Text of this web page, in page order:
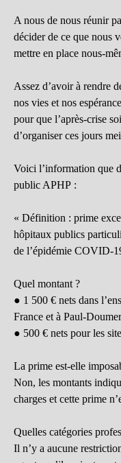
A nous de nous réunir
décider de ce que nous
mettre en place nous-
Assez d’avoir à rendre
nos vies et nos
pour que l’après-crise
d’organiser ces jours
Voici l’information que
public APHP :
« Définition : prime
hôpitaux publics
de l’épidémie COVID-
Quel montant ?
● 1 500 € nets dans
France et à Paul-Doumer
● 500 € nets pour les
La prime est-elle
Non, les montants
charges et cette prime
Quelles catégories
Il n’y a aucune